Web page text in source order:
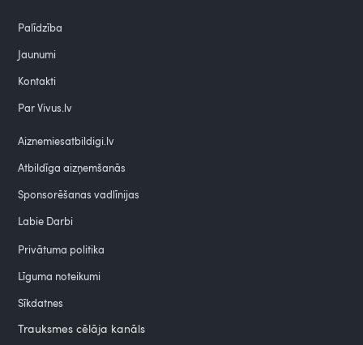
Palīdzība
Jaunumi
Kontakti
Par Vivus.lv
Aiznemiesatbildigi.lv
Atbildīga aizņemšanās
Sponsorēšanas vadlīnijas
Labie Darbi
Privātuma politika
Līguma noteikumi
Sīkdatnes
Trauksmes cēlāja kanāls